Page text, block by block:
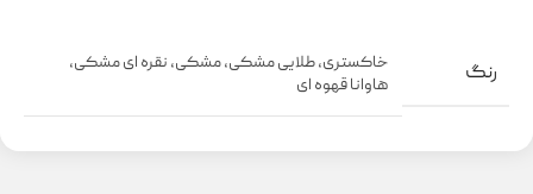
رنگ خاکستری,طلایی مشکی,مشکی, نقره ای مشکی,
هاوانا قهوه ای